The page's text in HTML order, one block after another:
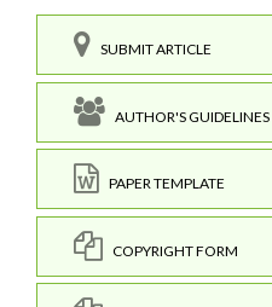
SUBMIT ARTICLE
AUTHOR'S GUIDELINES
PAPER TEMPLATE
COPYRIGHT FORM